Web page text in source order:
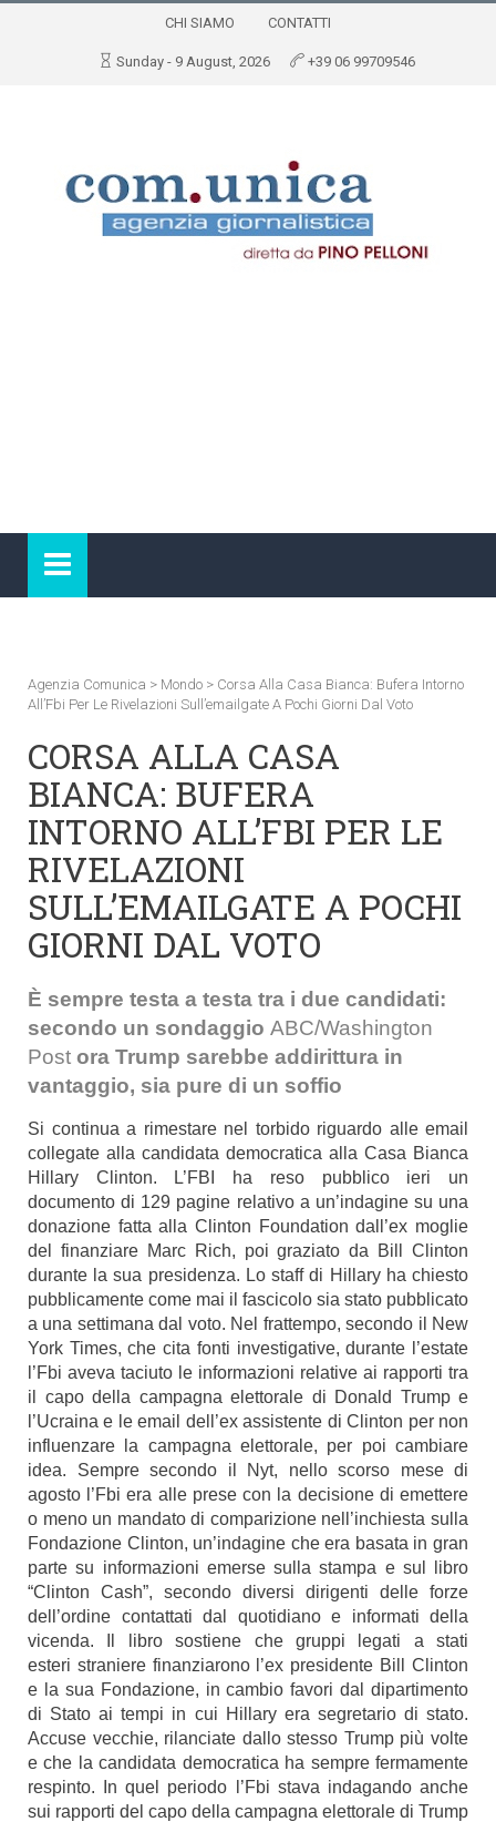
CHI SIAMO CONTATTI
Sunday - 9 August, 2026 +39 06 99709546
Agenzia Comunica > Mondo > Corsa Alla Casa Bianca: Bufera Intorno
All’Fbi Per Le Rivelazioni Sull’emailgate A Pochi Giorni Dal Voto
CORSA ALLA CASA
BIANCA: BUFERA
INTORNO ALL’FBI PER LE
RIVELAZIONI
SULL’EMAILGATE A POCHI
GIORNI DAL VOTO
È sempre testa a testa tra i due candidati:
secondo un sondaggio ABC/Washington
Post ora Trump sarebbe addirittura in
vantaggio, sia pure di un soffio
Si continua a rimestare nel torbido riguardo alle email
collegate alla candidata democratica alla Casa Bianca
Hillary Clinton. L’FBI ha reso pubblico ieri un
documento di 129 pagine relativo a un’indagine su una
donazione fatta alla Clinton Foundation dall’ex moglie
del finanziare Marc Rich, poi graziato da Bill Clinton
durante la sua presidenza. Lo staff di Hillary ha chiesto
pubblicamente come mai il fascicolo sia stato pubblicato
a una settimana dal voto. Nel frattempo, secondo il
New
York Times, che cita fonti investigative, durante l’estate
l’Fbi aveva taciuto le informazioni relative ai rapporti tra
il capo della campagna elettorale di Donald Trump e
l’Ucraina e le email dell’ex assistente di Clinton per non
influenzare la campagna elettorale, per poi cambiare
idea. Sempre secondo il Nyt, nello scorso mese di
agosto l’Fbi era alle prese con la decisione di emettere
o meno un mandato di comparizione nell’inchiesta sulla
Fondazione Clinton, un’indagine che era basata in gran
parte su informazioni emerse sulla stampa e sul libro
“Clinton Cash”, secondo diversi dirigenti delle forze
dell’ordine contattati dal quotidiano e informati della
vicenda. Il libro sostiene che gruppi legati a stati
esteri straniere finanziarono l’ex presidente Bill Clinton
e la sua Fondazione, in cambio favori dal dipartimento
di Stato ai tempi in cui Hillary era segretario di stato.
Accuse vecchie, rilanciate dallo stesso Trump più volte
e che la candidata democratica ha sempre fermamente
respinto. In quel periodo l’Fbi stava indagando anche
sui rapporti del capo della campagna elettorale di Trump